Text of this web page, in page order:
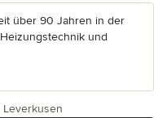
über 90 Jahren in der
und
Leverkusen